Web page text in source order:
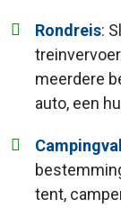
Rondreis:
meerdere
auto, een
tent,